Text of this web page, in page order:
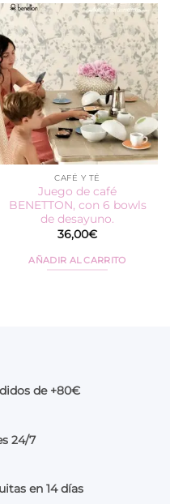
CAFÉ Y TÉ
Juego de café
BENETTON, con 6 bowls
de desayuno.
36,00€
AÑADIR AL CARRITO
de +80€
24/7
en 14 días